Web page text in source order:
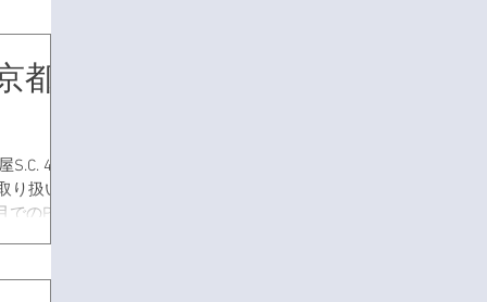
アウト
いま都
4階
扱い
のPOP